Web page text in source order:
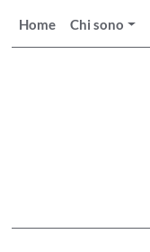
Home Chi sono